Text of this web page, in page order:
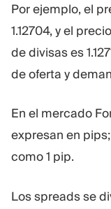
Por ejemplo, el
1.12704, y el
de divisas es
de oferta y
En el mercado
expresan en
como 1 pip.
Los spreads se